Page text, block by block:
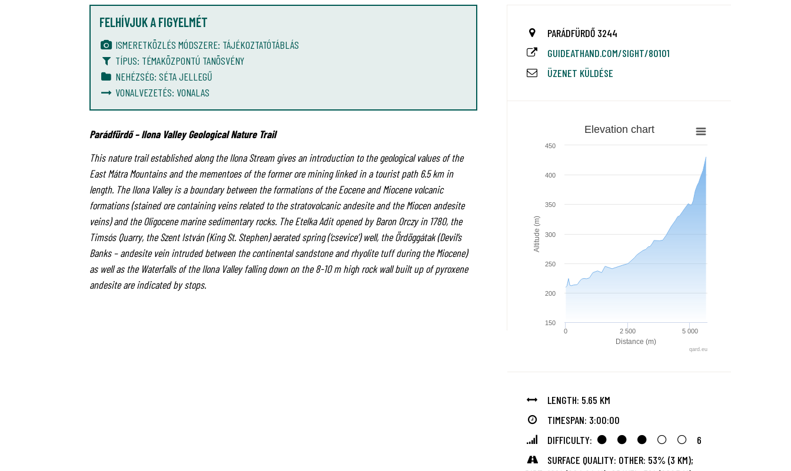
FELHÍVJUK A FIGYELMÉT
ISMERETKÖZLÉS MÓDSZERE: TÁJÉKOZTATÓTÁBLÁS
TÍPUS: TÉMAKÖZPONTÚ TANÖSVÉNY
NEHÉZSÉG: SÉTA JELLEGŰ
VONALVEZETÉS: VONALAS
Parádfürdő – Ilona Valley Geological Nature Trail
This nature trail established along the Ilona Stream gives an introduction to the geological values of the
East Mátra Mountains and the mementoes of the former ore mining linked in a tourist path 6.5 km in
length. The Ilona Valley is a boundary between the formations of the Eocene and Miocene volcanic
formations (stained ore containing veins related to the stratovolcanic andesite and the Miocen andesite
veins) and the Oligocene marine sedimentary rocks. The Etelka Adit opened by Baron Orczy in 1780, the
Timsós Quarry, the Szent István (King St. Stephen) aerated spring (‘csevice’) well, the Ördöggátak (Devil’s
Banks – andesite vein intruded between the continental sandstone and rhyolite tuff during the Miocene)
as well as the Waterfalls of the Ilona Valley falling down on the 8-10 m high rock wall built up of pyroxene
andesite are indicated by stops.
PARÁDFÜRDŐ 3244
GUIDEATHAND.COM/SIGHT/80101
ÜZENET KÜLDÉSE
Distance (m)
Altitude (m)
Elevation chart
0 2 500 5 000
150
200
250
300
350
400
450
qard.eu
LENGTH: 5.65 KM
TIMESPAN: 3:00:00
DIFFICULTY:
6
SURFACE QUALITY: OTHER: 53% (3 KM);